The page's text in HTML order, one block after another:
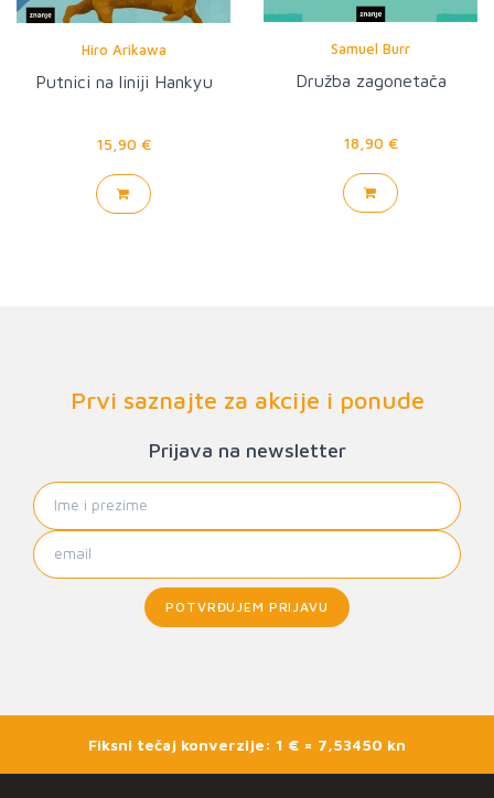
Hiro Arikawa
Putnici na liniji Hankyu
15,90 €
Samuel Burr
Družba zagonetača
18,90 €
Prvi saznajte za akcije i ponude
Prijava na newsletter
POTVRĐUJEM PRIJAVU
Fiksni tečaj konverzije: 1 € = 7,53450 kn